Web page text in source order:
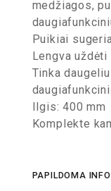
medžiagos,
Puikiai
Lengva uždėti
Tinka
Ilgis: 400 mm
Komplekte
PAPILDOMA